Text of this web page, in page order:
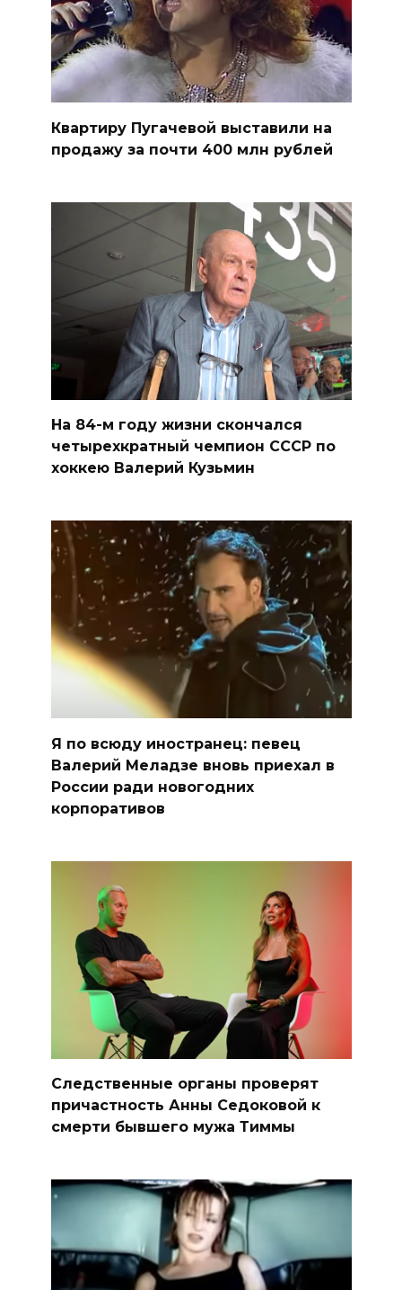
Квартиру Пугачевой выставили на
продажу за почти 400 млн рублей
На 84-м году жизни скончался
четырехкратный чемпион СССР по
хоккею Валерий Кузьмин
Я по всюду иностранец: певец
Валерий Меладзе вновь приехал в
России ради новогодних
корпоративов
Следственные органы проверят
причастность Анны Седоковой к
смерти бывшего мужа Тиммы